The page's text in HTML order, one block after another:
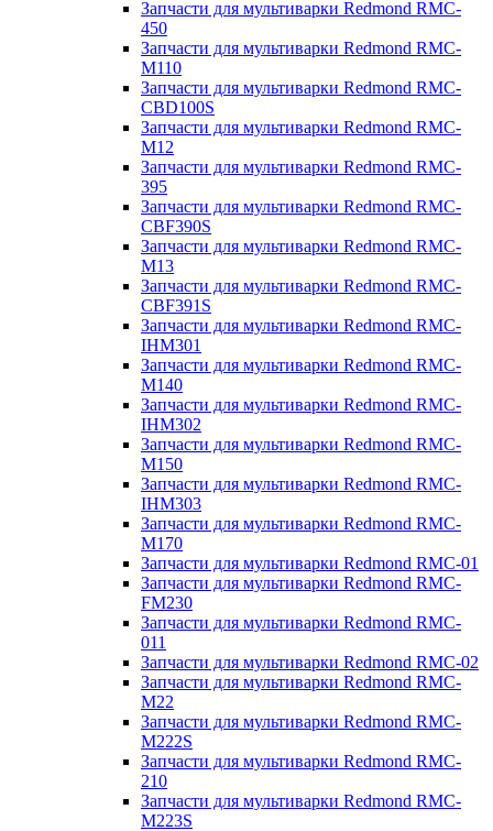
Запчасти для мультиварки Redmond RMC-
450
Запчасти для мультиварки Redmond RMC-
M110
Запчасти для мультиварки Redmond RMC-
CBD100S
Запчасти для мультиварки Redmond RMC-
M12
Запчасти для мультиварки Redmond RMC-
395
Запчасти для мультиварки Redmond RMC-
CBF390S
Запчасти для мультиварки Redmond RMC-
M13
Запчасти для мультиварки Redmond RMC-
CBF391S
Запчасти для мультиварки Redmond RMC-
IHM301
Запчасти для мультиварки Redmond RMC-
M140
Запчасти для мультиварки Redmond RMC-
IHM302
Запчасти для мультиварки Redmond RMC-
M150
Запчасти для мультиварки Redmond RMC-
IHM303
Запчасти для мультиварки Redmond RMC-
M170
Запчасти для мультиварки Redmond RMC-01
Запчасти для мультиварки Redmond RMC-
FM230
Запчасти для мультиварки Redmond RMC-
011
Запчасти для мультиварки Redmond RMC-02
Запчасти для мультиварки Redmond RMC-
M22
Запчасти для мультиварки Redmond RMC-
M222S
Запчасти для мультиварки Redmond RMC-
210
Запчасти для мультиварки Redmond RMC-
M223S